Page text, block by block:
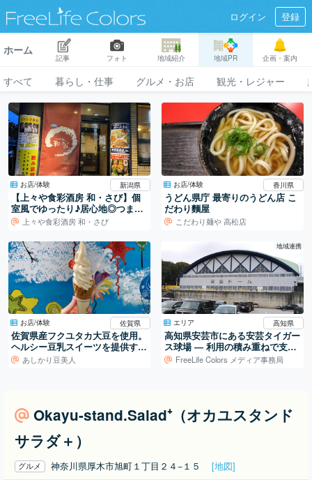
ログイン 登録
ホーム
記事 フォト 地域紹介 地域PR 企画・案内
すべて 暮らし・仕事 グルメ・お店 観光・レジャー
お店/体験 新潟県
【上々や食彩酒房 和・さび】個
室風でゆったり♪居心地◎つまみ
がうまい居酒屋
上々や食彩酒房 和・さび
お店/体験 香川県
うどん県庁 最寄りのうどん店 こ
だわり麵屋
こだわり麺や 高松店
お店/体験 佐賀県
佐賀県産フクユタカ大豆を使用。
ヘルシー豆乳スイーツを提供する
専門店！
あしかり豆美人
地域連携
エリア 高知県
高知県安芸市にある安芸タイガー
ス球場 ― 利用の積み重ねで支え
られる地域の球場
FreeLife Colors メディア事務局
Okayu-stand.Salad⁺（オカユスタンド
サラダ＋）
グルメ 神奈川県厚木市旭町１丁目２４−１５ [地図]